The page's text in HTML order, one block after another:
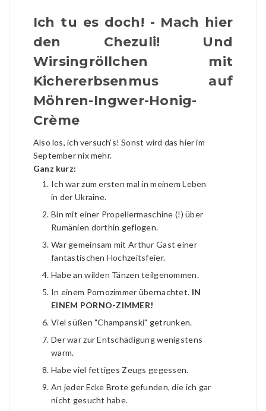
Ich tu es doch! - Mach hier
den Chezuli! Und
Wirsingröllchen mit
Kichererbsenmus auf
Möhren-Ingwer-Honig-
Crème
Also los, ich versuch's! Sonst wird das hier im
September nix mehr.
Ganz kurz:
Ich war zum ersten mal in meinem Leben
in der Ukraine.
Bin mit einer Propellermaschine (!) über
Rumänien dorthin geflogen.
War gemeinsam mit Arthur Gast einer
fantastischen Hochzeitsfeier.
Habe an wilden Tänzen teilgenommen.
In einem Pornozimmer übernachtet. IN
EINEM PORNO-ZIMMER!
Viel süßen "Champanski" getrunken.
Der war zur Entschädigung wenigstens
warm.
Habe viel fettiges Zeugs gegessen.
An jeder Ecke Brote gefunden, die ich gar
nicht gesucht habe.